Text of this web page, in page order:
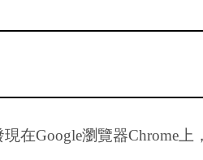
在Google瀏覽器Chrome